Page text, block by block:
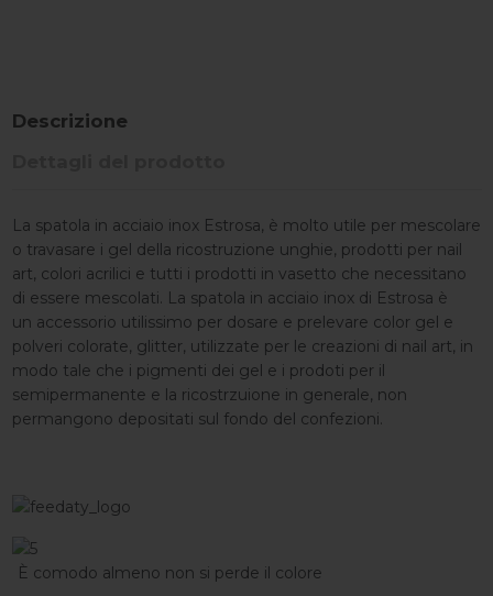
Descrizione
La spatola in acciaio inox Estrosa, è molto utile per mescolare
o travasare i gel della ricostruzione unghie, prodotti per nail
art, colori acrilici e tutti i prodotti in vasetto che necessitano
di essere mescolati. La spatola in acciaio inox di Estrosa è
un accessorio utilissimo per dosare e prelevare color gel e
polveri colorate, glitter, utilizzate per le creazioni di nail art, in
modo tale che i pigmenti dei gel e i prodoti per il
semipermanente e la ricostrzuione in generale, non
permangono depositati sul fondo del confezioni.
È comodo almeno non si perde il colore